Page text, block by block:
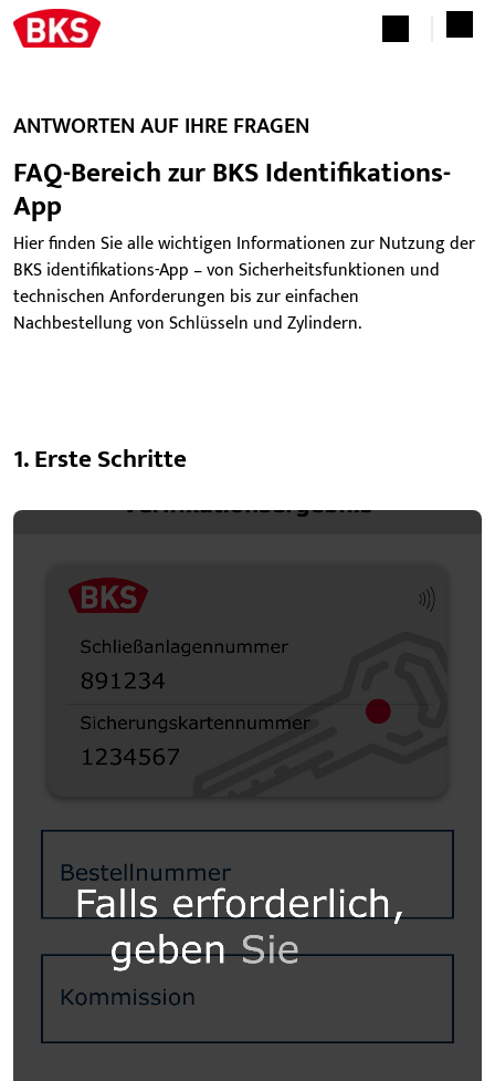
ANTWORTEN AUF IHRE FRAGEN
FAQ-Bereich zur BKS Identifikations-
App
Hier finden Sie alle wichtigen Informationen zur Nutzung der
BKS identifikations-App – von Sicherheitsfunktionen und
technischen Anforderungen bis zur einfachen
Nachbestellung von Schlüsseln und Zylindern.
1. Erste Schritte